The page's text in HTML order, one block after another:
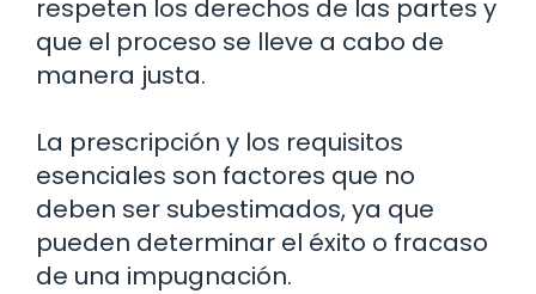
respeten los derechos de las partes y
que el proceso se lleve a cabo de
manera justa.
La prescripción y los requisitos
esenciales son factores que no
deben ser subestimados, ya que
pueden determinar el éxito o fracaso
de una impugnación.